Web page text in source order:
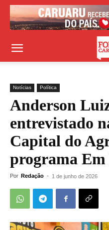
Notícias Política
Anderson
entrevistado
Capital do
programa Em
Por Redação - 1 de junho de 2026